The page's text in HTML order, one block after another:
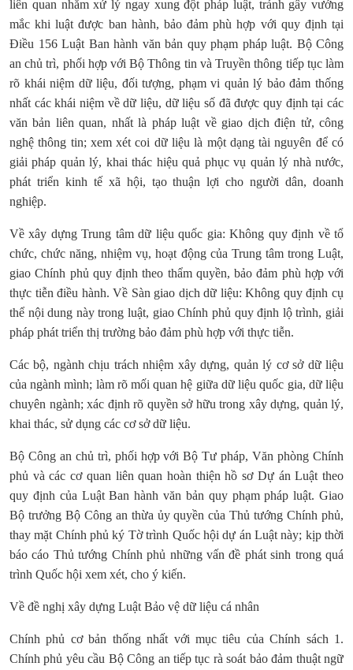
liên quan nhằm xử lý ngay xung đột pháp luật, tránh gây vướng
mắc khi luật được ban hành, bảo đảm phù hợp với quy định tại
Điều 156 Luật Ban hành văn bản quy phạm pháp luật. Bộ Công
an chủ trì, phối hợp với Bộ Thông tin và Truyền thông tiếp tục làm
rõ khái niệm dữ liệu, đối tượng, phạm vi quản lý bảo đảm thống
nhất các khái niệm về dữ liệu, dữ liệu số đã được quy định tại các
văn bản liên quan, nhất là pháp luật về giao dịch điện tử, công
nghệ thông tin; xem xét coi dữ liệu là một dạng tài nguyên để có
giải pháp quản lý, khai thác hiệu quả phục vụ quản lý nhà nước,
phát triển kinh tế xã hội, tạo thuận lợi cho người dân, doanh
nghiệp.
Về xây dựng Trung tâm dữ liệu quốc gia: Không quy định về tổ
chức, chức năng, nhiệm vụ, hoạt động của Trung tâm trong Luật,
giao Chính phủ quy định theo thẩm quyền, bảo đảm phù hợp với
thực tiễn điều hành. Về Sàn giao dịch dữ liệu: Không quy định cụ
thể nội dung này trong luật, giao Chính phủ quy định lộ trình, giải
pháp phát triển thị trường bảo đảm phù hợp với thực tiễn.
Các bộ, ngành chịu trách nhiệm xây dựng, quản lý cơ sở dữ liệu
của ngành mình; làm rõ mối quan hệ giữa dữ liệu quốc gia, dữ liệu
chuyên ngành; xác định rõ quyền sở hữu trong xây dựng, quản lý,
khai thác, sử dụng các cơ sở dữ liệu.
Bộ Công an chủ trì, phối hợp với Bộ Tư pháp, Văn phòng Chính
phủ và các cơ quan liên quan hoàn thiện hồ sơ Dự án Luật theo
quy định của Luật Ban hành văn bản quy phạm pháp luật. Giao
Bộ trưởng Bộ Công an thừa ủy quyền của Thủ tướng Chính phủ,
thay mặt Chính phủ ký Tờ trình Quốc hội dự án Luật này; kịp thời
báo cáo Thủ tướng Chính phủ những vấn đề phát sinh trong quá
trình Quốc hội xem xét, cho ý kiến.
Về đề nghị xây dựng Luật Bảo vệ dữ liệu cá nhân
Chính phủ cơ bản thống nhất với mục tiêu của Chính sách 1.
Chính phủ yêu cầu Bộ Công an tiếp tục rà soát bảo đảm thuật ngữ